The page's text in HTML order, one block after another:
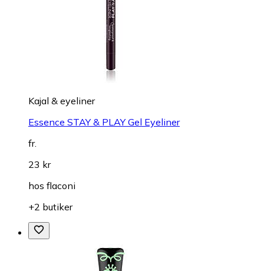
Kajal & eyeliner
Essence STAY & PLAY Gel Eyeliner
fr.
23 kr
hos flaconi
+2 butiker